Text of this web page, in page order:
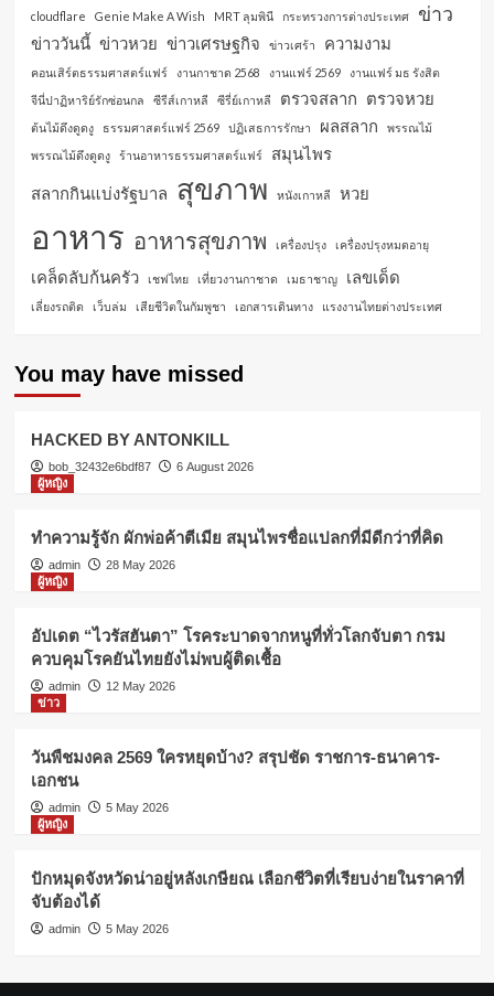
cloudflare Genie Make A Wish MRT ลุมพินี กระทรวงการต่างประเทศ ข่าว
ข่าววันนี้ ข่าวหวย ข่าวเศรษฐกิจ ข่าวเศร้า ความงาม
คอนเสิร์ตธรรมศาสตร์แฟร์ งานกาชาด 2568 งานแฟร์ 2569
งานแฟร์ มธ รังสิต
จีนี่ปาฏิหาริย์รักซ่อนกล
ซีรีส์เกาหลี ซีรี่ย์เกาหลี ตรวจสลาก ตรวจหวย
ต้นไม้ดึงดูดงู ธรรมศาสตร์แฟร์ 2569 ปฏิเสธการรักษา ผลสลาก
พรรณไม้
พรรณไม้ดึงดูดงู
ร้านอาหารธรรมศาสตร์แฟร์
สมุนไพร
สลากกินแบ่งรัฐบาล สุขภาพ หนังเกาหลี หวย
อาหาร อาหารสุขภาพ เครื่องปรุง เครื่องปรุงหมดอายุ
เคล็ดลับก้นครัว เชฟไทย เที่ยวงานกาชาด เมธาชาญ เลขเด็ด
เลี่ยงรถติด เว็บล่ม เสียชีวิตในกัมพูชา เอกสารเดินทาง แรงงานไทยต่างประเทศ
You may have missed
HACKED BY ANTONKILL
bob_32432e6bdf87
6 August 2026
ผู้หญิง
ทำความรู้จัก ผักพ่อค้าตีเมีย สมุนไพรชื่อแปลกที่มีดีกว่าที่คิด
admin
28 May 2026
ผู้หญิง
อัปเดต “ไวรัสฮันตา” โรคระบาดจากหนูที่ทั่วโลกจับตา กรม
ควบคุมโรคยันไทยยังไม่พบผู้ติดเชื้อ
admin
12 May 2026
ข่าว
วันพืชมงคล 2569 ใครหยุดบ้าง? สรุปชัด ราชการ-ธนาคาร-
เอกชน
admin
5 May 2026
ผู้หญิง
ปักหมุดจังหวัดน่าอยู่หลังเกษียณ เลือกชีวิตที่เรียบง่ายในราคาที่
จับต้องได้
admin 5 May 2026